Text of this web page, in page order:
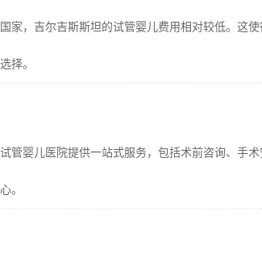
家，吉尔吉斯斯坦的试管婴儿费用相对较低。这
择。
管婴儿医院提供一站式服务，包括术前咨询、手
。